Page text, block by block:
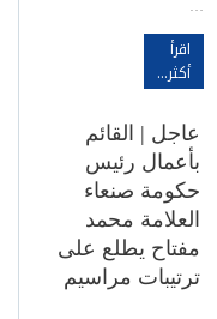
اقرأ
أكثر...
عاجل | القائم
بأعمال رئيس
حكومة صنعاء
العلامة محمد
مفتاح يطلع على
ترتيبات مراسيم